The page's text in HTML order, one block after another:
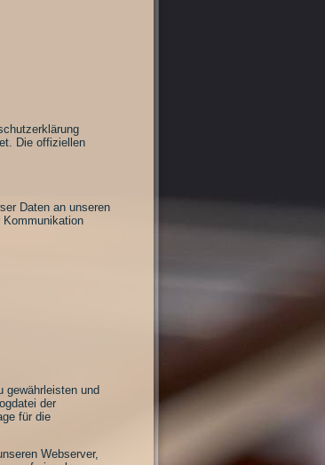
Die offiziellen
Daten an unseren
Kommunikation
gewährleisten und
der
für die
Webserver,